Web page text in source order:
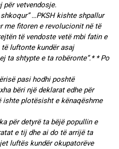
për vetvendosje.
…PKSH kishte shpallur
me fitoren e revolucionit në të
të vendoste vetë mbi fatin e
luftonte kundër asaj
ta shtypte e ta robëronte”.* * Po
pasi hodhi poshtë
bëri një deklarat edhe për
ishte plotësisht e kënaqëshme
për detyrë ta bëjë popullin e
e tij dhe ai do të arrijë ta
luftës kundër okupatorëve